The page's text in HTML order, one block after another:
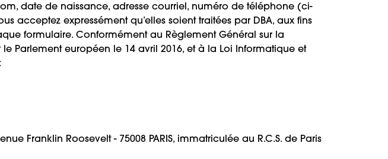
date de naissance, adresse courriel, numéro de téléphone (ci-
acceptez expressément qu’elles soient traitées par DBA, aux fins
formulaire. Conformément au Règlement Général sur la
Parlement européen le 14 avril 2016, et à la Loi Informatique et
Franklin Roosevelt - 75008 PARIS, immatriculée au R.C.S. de Paris